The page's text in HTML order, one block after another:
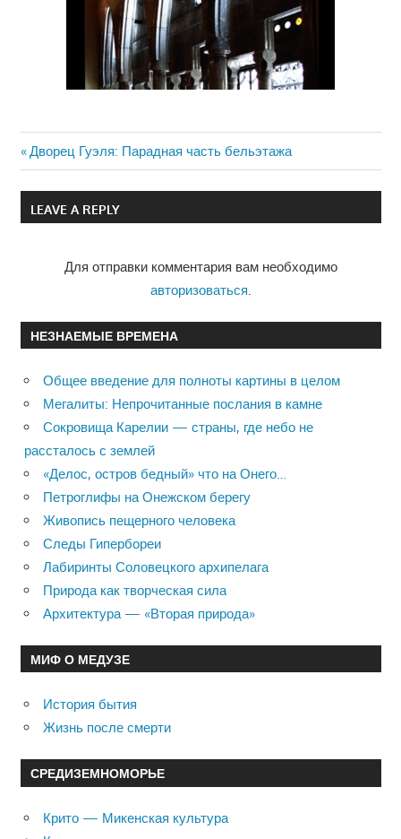
Навигация
по
Previous
Post:
Дворец Гуэля: Парадная часть бельэтажа
LEAVE A REPLY
Для отправки комментария вам необходимо
авторизоваться
НЕЗНАЕМЫЕ ВРЕМЕНА
Общее введение для полноты картины в целом
Мегалиты: Непрочитанные послания в камне
Сокровища Карелии — страны, где небо не
рассталось с землей
«Делос, остров бедный» что на Онего…
Петроглифы на Онежском берегу
Живопись пещерного человека
Следы Гипербореи
Лабиринты Соловецкого архипелага
Природа как творческая сила
Архитектура — «Вторая природа»
МИФ О МЕДУЗЕ
История бытия
Жизнь после смерти
СРЕДИЗЕМНОМОРЬЕ
Крито — Микенская культура